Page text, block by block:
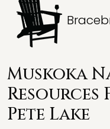
Muskoka
Resources
Pete Lake